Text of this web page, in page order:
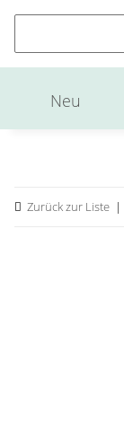
Neu
Zurück zur Liste